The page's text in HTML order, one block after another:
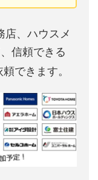
店、ハウスメ
信頼できる
できます。